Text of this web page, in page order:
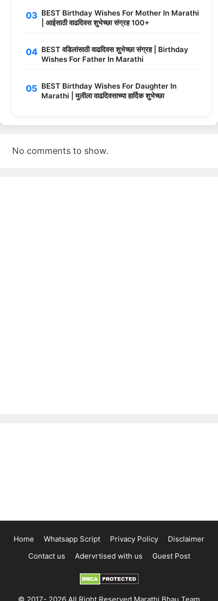
BEST Birthday Wishes For Mother In Marathi
| आईसाठी वाढदिवस शुभेच्छा संग्रह 100+
BEST वडिलांसाठी वाढदिवस शुभेच्छा संग्रह | Birthday
Wishes For Father In Marathi
BEST Birthday Wishes For Daughter In
Marathi | मुलीला वाढदिवसाच्या हार्दिक शुभेच्छा
No comments to show.
Home Whatsapp Script Privacy Policy
Disclaimer
Contact us
Adervrtised with us Guest Post